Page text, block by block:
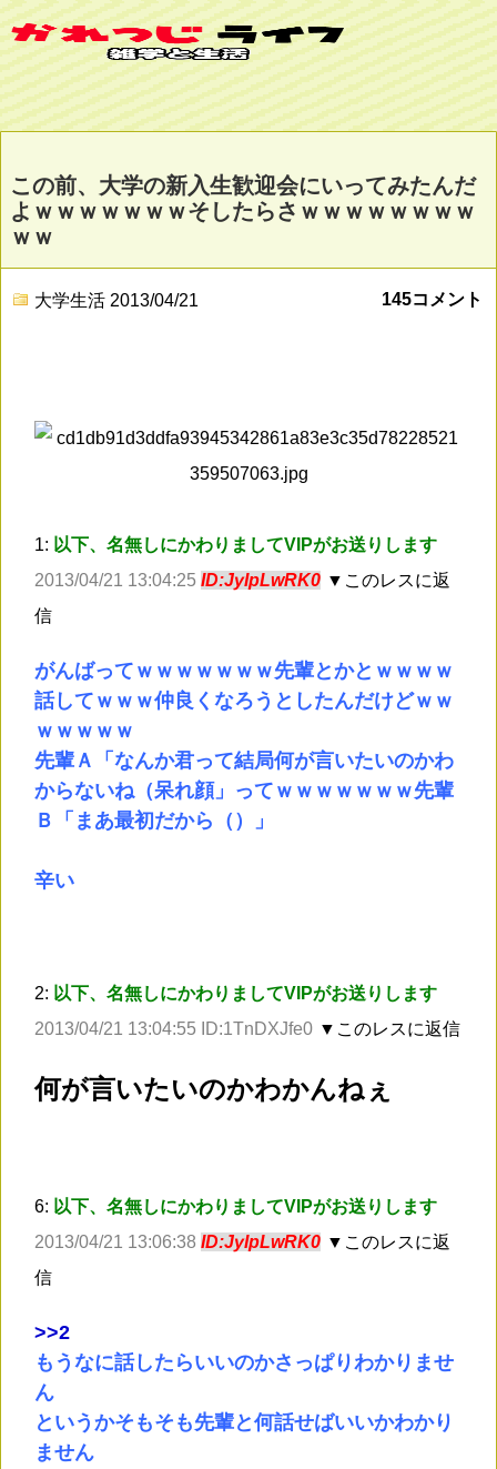
この前、大学の新入生歓迎会にいってみたんだ
よｗｗｗｗｗｗｗそしたらさｗｗｗｗｗｗｗｗ
ｗｗ
大学生活 2013/04/21 145コメント
1: 以下、名無しにかわりましてVIPがお送りします
2013/04/21 13:04:25 ID:JyIpLwRK0 ▼このレスに返
信
がんばってｗｗｗｗｗｗｗ先輩とかとｗｗｗｗ
話してｗｗｗ仲良くなろうとしたんだけどｗｗ
ｗｗｗｗｗ
先輩Ａ「なんか君って結局何が言いたいのかわ
からないね（呆れ顔」ってｗｗｗｗｗｗｗ先輩
Ｂ「まあ最初だから（）」
辛い
2: 以下、名無しにかわりましてVIPがお送りします
2013/04/21 13:04:55 ID:1TnDXJfe0 ▼このレスに返信
何が言いたいのかわかんねぇ
6: 以下、名無しにかわりましてVIPがお送りします
2013/04/21 13:06:38 ID:JyIpLwRK0 ▼このレスに返
信
>>2
もうなに話したらいいのかさっぱりわかりませ
ん
というかそもそも先輩と何話せばいいかわかり
ません